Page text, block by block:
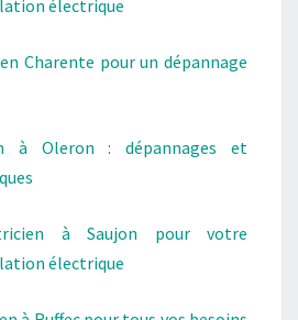
électrique
Charente pour un dépannage
à Oleron : dépannages et
à Saujon pour votre
électrique